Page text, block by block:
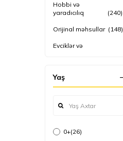
Hobbi və
yaradıcılıq
(240)
Orijinal məhsullar(148)
Evciklər və
Nəqliyyat
İdman məhsulları
Yaş
0+(26)